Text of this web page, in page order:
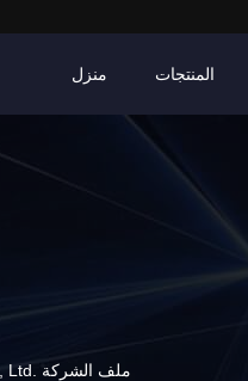
منزل المنتجات
Shaanxi Peter International Trade Co., Ltd. ملف الشركة